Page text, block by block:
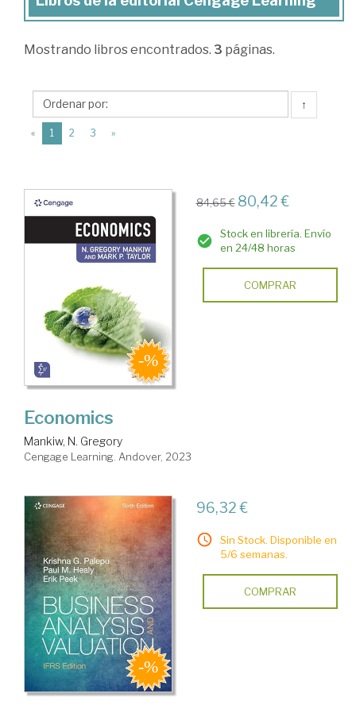
Libros
la
Cengage
Learning
Mostrando libros encontrados. 3 páginas.
↑
« 1 (current)
2 3 »
84,65 € 80,42 €
Stock en librería. Envío
en 24/48 horas
COMPRAR
Economics
Mankiw, N. Gregory
Cengage Learning. Andover, 2023
96,32 €
Sin Stock. Disponible en
5/6 semanas.
COMPRAR